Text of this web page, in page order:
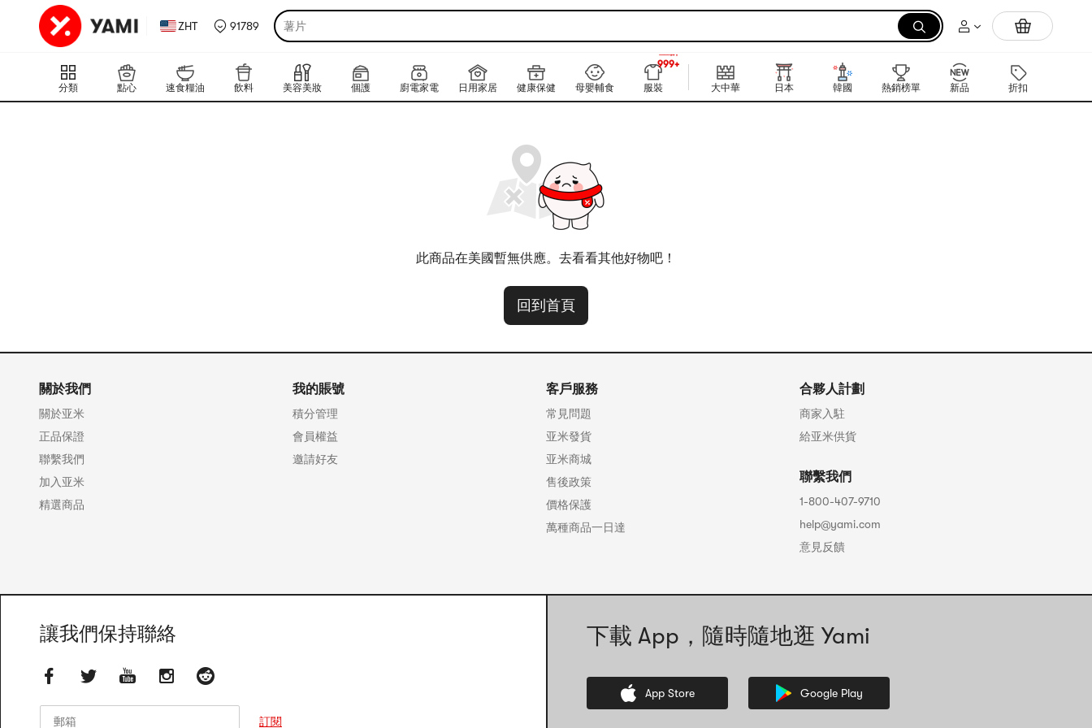
ZHT 91789 薯片 拉麵
分類 點心 速食糧油 飲料 美容美妝 個護 廚電家電 日用家居 健康保健 母嬰輔食 服裝
999+
大中華 日本 韓國 熱銷榜單 新品 折扣
此商品在美國暫無供應。去看看其他好物吧！
回到首頁
關於我們
關於亚米
正品保證
聯繫我們
加入亚米
精選商品
我的賬號
積分管理
會員權益
邀請好友
客戶服務
常見問題
亚米發貨
亚米商城
售後政策
價格保護
萬種商品一日達
合夥人計劃
商家入駐
給亚米供貨
聯繫我們
1-800-407-9710
help@yami.com
意見反饋
讓我們保持聯絡
訂閱
下載 App，隨時隨地逛 Yami
App Store Google Play